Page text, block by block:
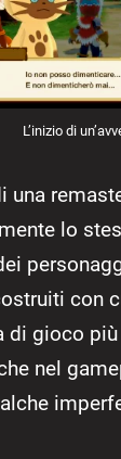
L’inizio di
una
lo
con
di gioco
nel